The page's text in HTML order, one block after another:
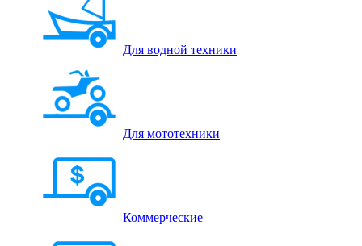
Для водной техники
Для мототехники
Коммерческие